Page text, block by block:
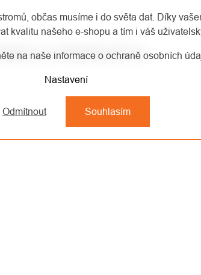
občas musíme i do světa dat. Díky
kvalitu našeho e-shopu a tím i váš
na naše informace o ochraně osobních
Nastavení
Odmítnout Souhlasím
K PRODUKTU